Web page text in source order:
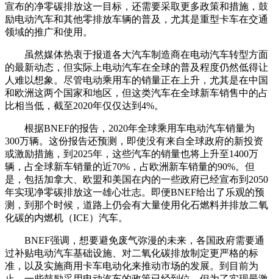
宣布的净零碳排放这一目标，还需要采取更多政策和措施，鼓
励电动汽车和其他零排放车辆的普及，尤其是重型卡车在交通
领域的推广和使用。
虽然媒体热衷于报道各大汽车制造商在电动汽车转型方面
的最新动态，但实际上电动汽车在全球的普及程度仍然低得让
人难以想象。尽管电动乘用车的销量正在上升，尤其是在中国
和欧洲这两个国家和地区，但这类汽车在全球新车销售中的占
比相当低，截至2020年仅仅达到4%。
根据BNEF的报告，2020年全球乘用车电动汽车销量为
300万辆。这份报告还预测，即使没有来自全球政府的新投资
或激励措施，到2025年，这些汽车的销量也将上升至1400万
辆，占全球新车销量的近70%，占欧洲新车销量的90%。但
是，包括加拿大、欧盟和美国在内的一些政府已经宣布到2050
年实现净零碳排放这一雄心壮志。即便BNEF给出了乐观的预
测，到那个时候，道路上仍会有大量使用化石燃料并排放二氧
化碳的内燃机（ICE）汽车。
BNEF强调，想要避免废气弥漫的未来，各国政府需要通
过补贴电动汽车基础设施、对二氧化碳排放制定更严格的标
准，以及实施商用卡车电动化来推动市场的发展。到目前为